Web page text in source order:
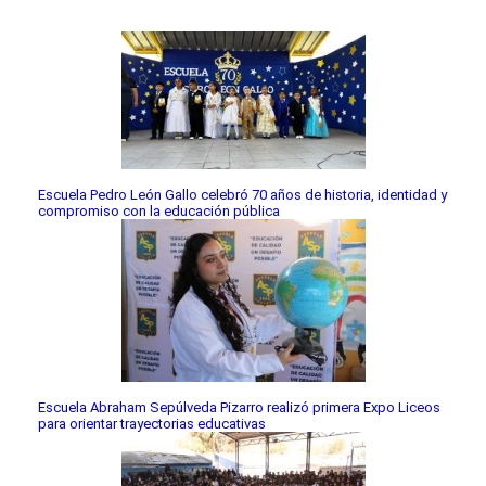
Escuela Pedro León Gallo celebró 70 años de historia, identidad y
compromiso con la educación pública
Escuela Abraham Sepúlveda Pizarro realizó primera Expo Liceos
para orientar trayectorias educativas